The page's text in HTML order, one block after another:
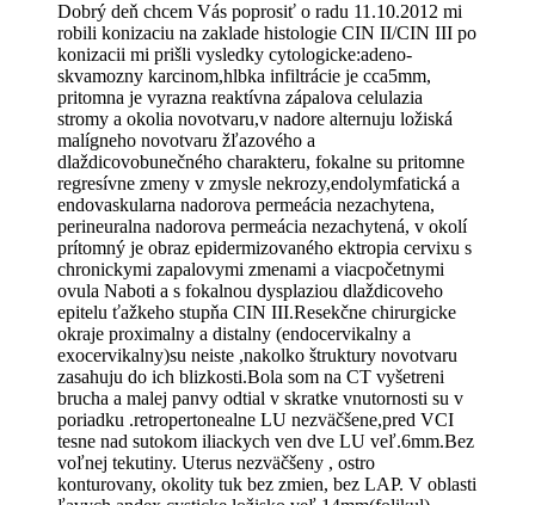
Dobrý deň chcem Vás poprosiť o radu 11.10.2012 mi
robili konizaciu na zaklade histologie CIN II/CIN III po
konizacii mi prišli vysledky cytologicke:adeno-
skvamozny karcinom,hlbka infiltrácie je cca5mm,
pritomna je vyrazna reaktívna zápalova celulazia
stromy a okolia novotvaru,v nadore alternuju ložiská
malígneho novotvaru žľazového a
dlaždicovobunečného charakteru, fokalne su pritomne
regresívne zmeny v zmysle nekrozy,endolymfatická a
endovaskularna nadorova permeácia nezachytena,
perineuralna nadorova permeácia nezachytená, v okolí
prítomný je obraz epidermizovaného ektropia cervixu s
chronickymi zapalovymi zmenami a viacpočetnymi
ovula Naboti a s fokalnou dysplaziou dlaždicoveho
epitelu ťažkeho stupňa CIN III.Resekčne chirurgicke
okraje proximalny a distalny (endocervikalny a
exocervikalny)su neiste ,nakolko štruktury novotvaru
zasahuju do ich blizkosti.Bola som na CT vyšetreni
brucha a malej panvy odtial v skratke vnutornosti su v
poriadku .retropertonealne LU nezväčšene,pred VCI
tesne nad sutokom iliackych ven dve LU veľ.6mm.Bez
voľnej tekutiny. Uterus nezväčšeny , ostro
konturovany, okolity tuk bez zmien, bez LAP. V oblasti